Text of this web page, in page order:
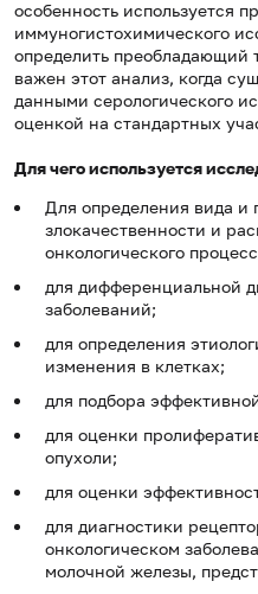
особенность используется
иммуногистохимического
определить преобладающий
важен этот анализ, когда
данными серологического
оценкой на стандартных
Для чего используется
Для определения вида и
злокачественности и
онкологического
для дифференциальной
заболеваний;
для определения
изменения в клетках;
для подбора
для оценки
опухоли;
для оценки
для диагностики
онкологическом
молочной железы,